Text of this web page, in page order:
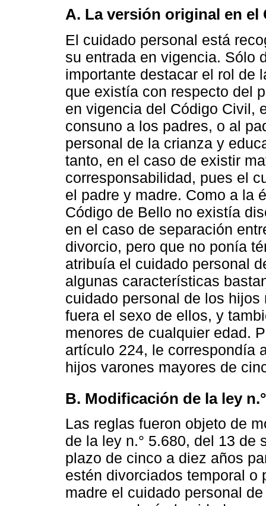
A. La versión original en el
El cuidado personal está
su entrada en vigencia. Sólo
importante destacar el rol de
que existía con respecto del
en vigencia del Código Civil,
consuno a los padres, o al
personal de la crianza y
tanto, en el caso de existir
corresponsabilidad, pues el
el padre y madre. Como a la
Código de Bello no existía
en el caso de separación
divorcio, pero que no ponía
atribuía el cuidado personal
algunas características
cuidado personal de los
fuera el sexo de ellos, y
menores de cualquier edad.
artículo 224, le correspondía
hijos varones mayores de
B. Modificación de la ley
Las reglas fueron objeto de
de la ley n.° 5.680, del 13 de
plazo de cinco a diez años
estén divorciados temporal o
madre el cuidado personal